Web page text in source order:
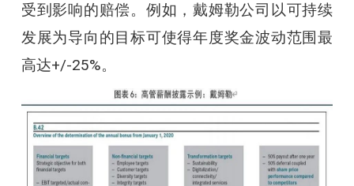
受到影响的赔偿。例如，戴姆勒公司以可持续
发展为导向的目标可使得年度奖金波动范围最
高达+/-25%。